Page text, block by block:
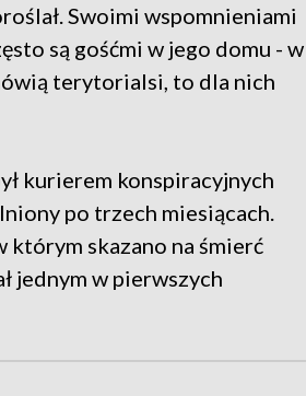
Swoimi wspomnieniami
są gośćmi w jego domu - w
terytorialsi, to dla nich
kurierem konspiracyjnych
po trzech miesiącach.
którym skazano na śmierć
jednym w pierwszych